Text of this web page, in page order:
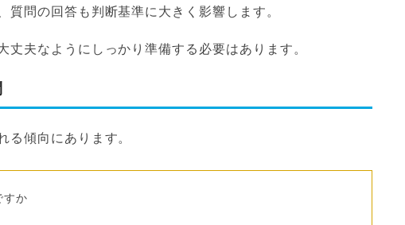
質問の回答も判断基準に大きく影響します。
丈夫なようにしっかり準備する必要はあります。
る傾向にあります。
すか